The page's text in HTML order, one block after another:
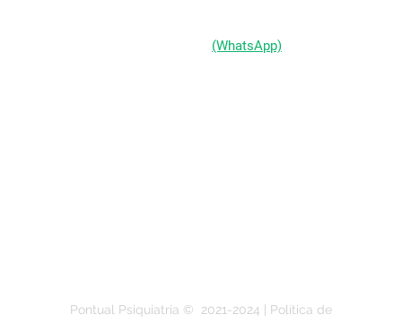
(WhatsApp)
Pontual Psiquiatria © 2021-2024 | Política de